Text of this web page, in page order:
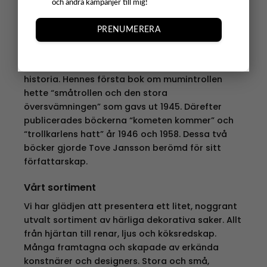
och andra kampanjer till mig!
PRENUMERERA
H.C.Andersen-medaljen och med sina böcker om
mumintrollen. Idag så är det inofficiell flaggdag i
historia. Hennes första bok om mumintrollen
hette “småtrollen och den stora
översvämningen” som gavs ut 1945. Därefter
publicerades böckerna “kometen kommer” och
“trollkarlens hatt” år 1946 och 1958. Dessa två
böcker gjorde Tove Jansson berömd för sitt
författarskap.
Vårt sortiment
Vi har glädjen att presentera ett litet, noggrant
utvalt sortiment av härliga dekorativa saker. Allt
från hjärtan till renar, ljus och köksredskap.
Många framtagna och skapade av erkända
konstnärer och designers. Stora och små,